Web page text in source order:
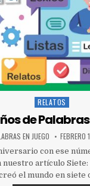
Posted
in
RELATOS
de
EN JUEGO
con ese
nuestro artículo
el mundo en siete